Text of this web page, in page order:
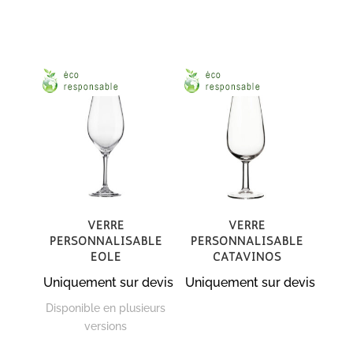
Verre
personnalisable
Eole
Uniquement sur devis
Disponible en plusieurs
versions
Verre
personnalisable
Catavinos
Uniquement sur devis